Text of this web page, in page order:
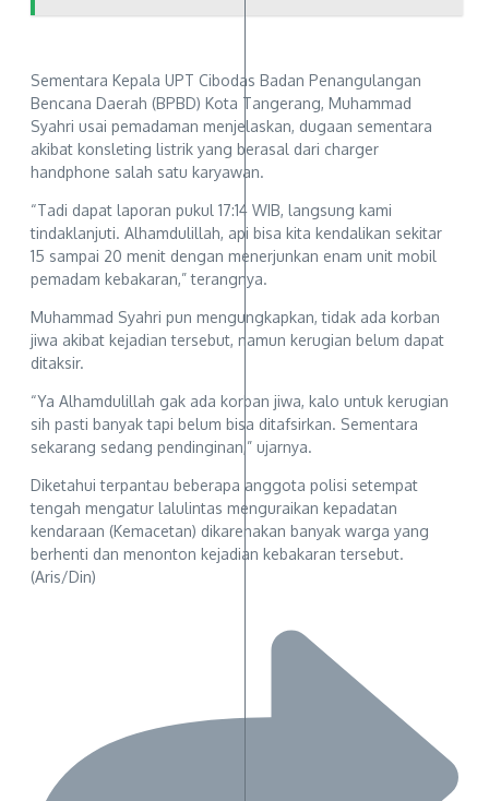
Sementara Kepala UPT Cibodas Badan Penangulangan
Bencana Daerah (BPBD) Kota Tangerang, Muhammad
Syahri usai pemadaman menjelaskan, dugaan sementara
akibat konsleting listrik yang berasal dari charger
handphone salah satu karyawan.
“Tadi dapat laporan pukul 17:14 WIB, langsung kami
tindaklanjuti. Alhamdulillah, api bisa kita kendalikan sekitar
15 sampai 20 menit dengan menerjunkan enam unit mobil
pemadam kebakaran,” terangnya.
Muhammad Syahri pun mengungkapkan, tidak ada korban
jiwa akibat kejadian tersebut, namun kerugian belum dapat
ditaksir.
“Ya Alhamdulillah gak ada korban jiwa, kalo untuk kerugian
sih pasti banyak tapi belum bisa ditafsirkan. Sementara
sekarang sedang pendinginan,” ujarnya.
Diketahui terpantau beberapa anggota polisi setempat
tengah mengatur lalulintas menguraikan kepadatan
kendaraan (Kemacetan) dikarenakan banyak warga yang
berhenti dan menonton kejadian kebakaran tersebut.
(Aris/Din)